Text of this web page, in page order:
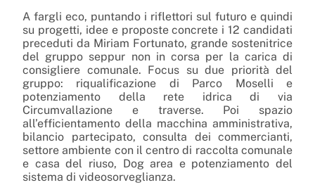
A fargli eco, puntando i riflettori sul futuro e quindi
su progetti, idee e proposte concrete i 12 candidati
preceduti da Miriam Fortunato, grande sostenitrice
del gruppo seppur non in corsa per la carica di
consigliere comunale. Focus su due priorità del
gruppo: riqualificazione di Parco Moselli e
potenziamento della rete idrica di via
Circumvallazione e traverse. Poi spazio
all’efficientamento della macchina amministrativa,
bilancio partecipato, consulta dei commercianti,
settore ambiente con il centro di raccolta comunale
e casa del riuso, Dog area e potenziamento del
sistema di videosorveglianza.